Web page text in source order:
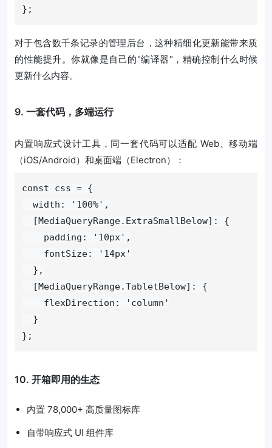
};
对于包含数千条记录的管理后台，这种精细化更新能带来质
的性能提升。你就像是自己的"编译器"，精确控制什么时候
更新什么内容。
9. 一套代码，多端运行
内置响应式设计工具，同一套代码可以适配 Web、移动端
（iOS/Android）和桌面端（Electron）：
const css = {
  width: '100%',
  [MediaQueryRange.ExtraSmallBelow]: {
    padding: '10px',
    fontSize: '14px'
  },
  [MediaQueryRange.TabletBelow]: {
    flexDirection: 'column'
  }
};
10. 开箱即用的生态
内置 78,000+ 高质量图标库
自带响应式 UI 组件库